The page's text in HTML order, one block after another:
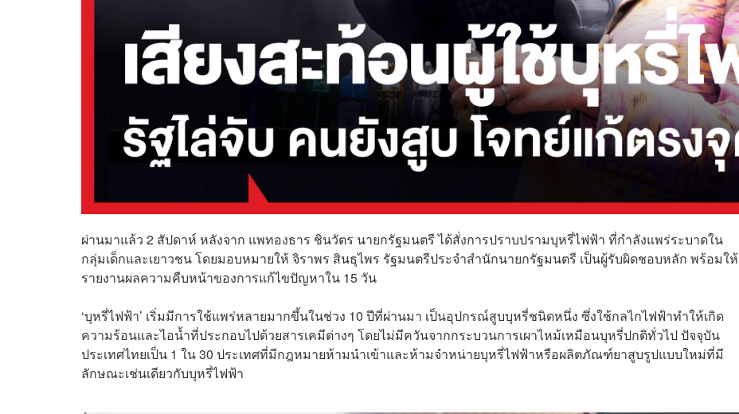
ผ่านมาแล้ว 2 สัปดาห์ หลังจาก แพทองธาร ชินวัตร นายกรัฐมนตรี ได้สั่งการปราบปรามบุหรี่ไฟฟ้า ที่กำลังแพร่ระบาดใน
กลุ่มเด็กและเยาวชน โดยมอบหมายให้ จิราพร สินธุไพร รัฐมนตรีประจำสำนักนายกรัฐมนตรี เป็นผู้รับผิดชอบหลัก พร้อมให้
รายงานผลความคืบหน้าของการแก้ไขปัญหาใน 15 วัน
‘บุหรี่ไฟฟ้า’ เริ่มมีการใช้แพร่หลายมากขึ้นในช่วง 10 ปีที่ผ่านมา เป็นอุปกรณ์สูบบุหรี่ชนิดหนึ่ง ซึ่งใช้กลไกไฟฟ้าทำให้เกิด
ความร้อนและไอน้ำที่ประกอบไปด้วยสารเคมีต่างๆ โดยไม่มีควันจากกระบวนการเผาไหม้เหมือนบุหรี่ปกติทั่วไป ปัจจุบัน
ประเทศไทยเป็น 1 ใน 30 ประเทศที่มีกฎหมายห้ามนำเข้าและห้ามจำหน่ายบุหรี่ไฟฟ้าหรือผลิตภัณฑ์ยาสูบรูปแบบใหม่ที่มี
ลักษณะเช่นเดียวกับบุหรี่ไฟฟ้า